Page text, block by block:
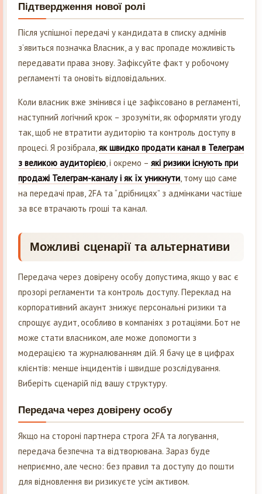
Підтвердження нової ролі
Після успішної передачі у кандидата в списку адмінів
з’явиться позначка Власник, а у вас пропаде можливість
передавати права знову. Зафіксуйте факт у робочому
регламенті та оновіть відповідальних.
Коли власник вже змінився і це зафіксовано в регламенті,
наступний логічний крок – зрозуміти, як оформляти угоду
так, щоб не втратити аудиторію та контроль доступу в
процесі. Я розібрала,як швидко продати канал в Телеграм
з великою аудиторією, і окремо – які ризики існують при
продажі Телеграм-каналу і як їх уникнути, тому що саме
на передачі прав, 2FA та “дрібницях” з адмінками частіше
за все втрачають гроші та канал.
Можливі сценарії та альтернативи
Передача через довірену особу допустима, якщо у вас є
прозорі регламенти та контроль доступу. Переклад на
корпоративний акаунт знижує персональні ризики та
спрощує аудит, особливо в компаніях з ротаціями. Бот не
може стати власником, але може допомогти з
модерацією та журналюванням дій. Я бачу це в цифрах
клієнтів: менше інцидентів і швидше розслідування.
Виберіть сценарій під вашу структуру.
Передача через довірену особу
Якщо на стороні партнера строга 2FA та логування,
передача безпечна та відтворювана. Зараз буде
неприємно, але чесно: без правил та доступу до пошти
для відновлення ви ризикуєте усім активом.